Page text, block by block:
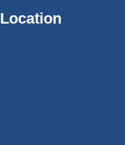
Location